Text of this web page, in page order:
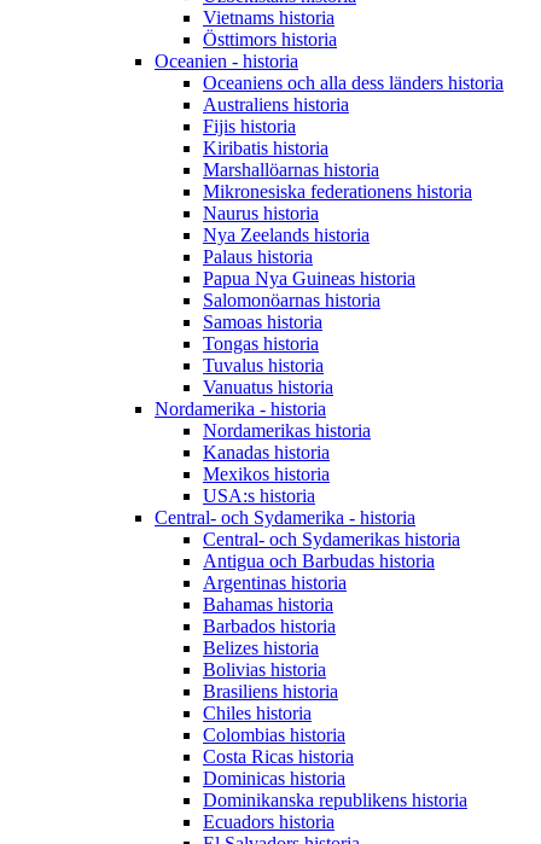
Vietnams historia
Östtimors historia
Oceanien - historia
Oceaniens och alla dess länders historia
Australiens historia
Fijis historia
Kiribatis historia
Marshallöarnas historia
Mikronesiska federationens historia
Naurus historia
Nya Zeelands historia
Palaus historia
Papua Nya Guineas historia
Salomonöarnas historia
Samoas historia
Tongas historia
Tuvalus historia
Vanuatus historia
Nordamerika - historia
Nordamerikas historia
Kanadas historia
Mexikos historia
USA:s historia
Central- och Sydamerika - historia
Central- och Sydamerikas historia
Antigua och Barbudas historia
Argentinas historia
Bahamas historia
Barbados historia
Belizes historia
Bolivias historia
Brasiliens historia
Chiles historia
Colombias historia
Costa Ricas historia
Dominicas historia
Dominikanska republikens historia
Ecuadors historia